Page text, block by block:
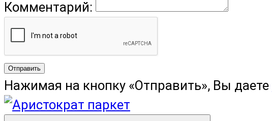
Комментарий:
Отправить
Нажимая на кнопку «Отправить», Вы даете